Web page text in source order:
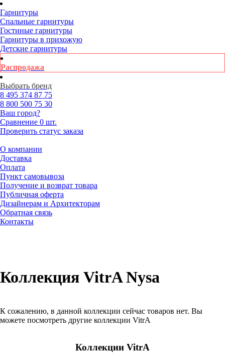
Гарнитуры
Спальные гарнитуры
Гостиные гарнитуры
Гарнитуры в прихожую
Детские гарнитуры
Распродажа
Выбрать бренд
8 495 374 87 75
8 800 500 75 30
Ваш город?
Сравнение 0 шт.
Проверить статус заказа
О компании
Доставка
Оплата
Пункт самовывоза
Получение и возврат товара
Публичная оферта
Дизайнерам и Архитекторам
Обратная связь
Контакты
Коллекция VitrA Nysa
К сожалению, в данной коллекции сейчас товаров нет. Вы
можете посмотреть другие коллекции VitrA
Коллекции VitrA